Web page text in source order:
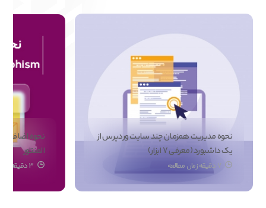
نحوه مدیریت همزمان چند سایت وردپرس از
یک داشبورد (معرفی 7 ابزار)
7 دقیقه زمان مطالعه
المنتور
3 دقیقه زمان مطالعه